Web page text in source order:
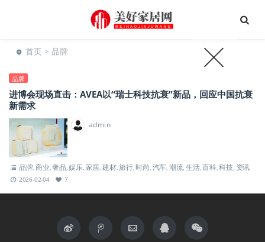
首页 > 品牌
品牌
进博会现场直击：AVEA以“瑞士科技抗衰”新品，回应中国抗衰
新需求
admin
品牌,商业 ,奢品 ,娱乐 家居 建材,旅行,时尚 汽车 潮流, 生活,百科,科技 资讯
2026-02-04 7